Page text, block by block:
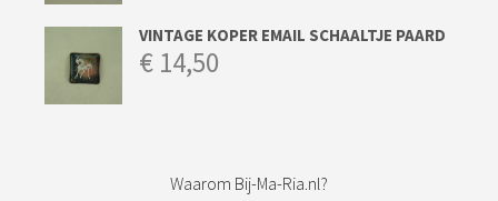
VINTAGE KOPER EMAIL SCHAALTJE PAARD
€ 14,50
Waarom Bij-Ma-Ria.nl?